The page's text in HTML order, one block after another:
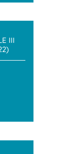
III